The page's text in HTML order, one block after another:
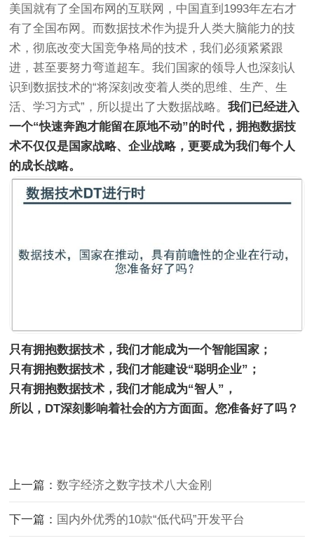
美国就有了全国布网的互联网，中国直到1993年左右才
有了全国布网。而数据技术作为提升人类大脑能力的技
术，彻底改变大国竞争格局的技术，我们必须紧紧跟
进，甚至要努力弯道超车。我们国家的领导人也深刻认
识到数据技术的“将深刻改变着人类的思维、生产、生
活、学习方式”，所以提出了大数据战略。我们已经进入
一个“快速奔跑才能留在原地不动”的时代，拥抱数据技
术不仅仅是国家战略、企业战略，更要成为我们每个人
的成长战略。
只有拥抱数据技术，我们才能成为一个智能国家；
只有拥抱数据技术，我们才能建设“聪明企业”；
只有拥抱数据技术，我们才能成为“智人”，
所以，DT深刻影响着社会的方方面面。您准备好了吗？
上一篇：数字经济之数字技术八大金刚
下一篇： 国内外优秀的10款“低代码”开发平台